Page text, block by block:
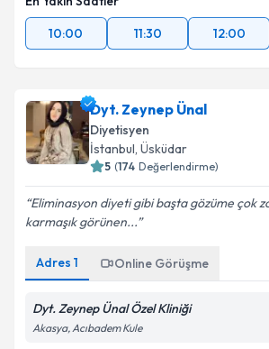
En Yakın Saatler
10:00
11:30 12:00
Dyt. Zeynep Ünal
Diyetisyen
İstanbul, Üsküdar
( Değerlendirme)
Eliminasyon diyeti gibi başta gözüme çok
karmaşık görünen...
Adres 1 Online Görüşme
Dyt. Zeynep Ünal Özel Kliniği
Akasya, Acıbadem Kule